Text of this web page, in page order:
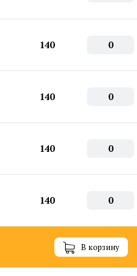
140 0
140 0
140 0
140 0
В корзину